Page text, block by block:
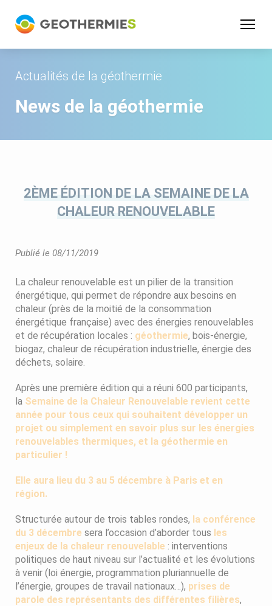
Actualités de la géothermie
News de la géothermie
2ÈME ÉDITION DE LA SEMAINE DE LA
CHALEUR RENOUVELABLE
Publié le 08/11/2019
La chaleur renouvelable est un pilier de la transition
énergétique, qui permet de répondre aux besoins en
chaleur (près de la moitié de la consommation
énergétique française) avec des énergies renouvelables
et de récupération locales : géothermie, bois-énergie,
biogaz, chaleur de récupération industrielle, énergie des
déchets, solaire.
Après une première édition qui a réuni 600 participants,
la Semaine de la Chaleur Renouvelable revient cette
année pour tous ceux qui souhaitent développer un
projet ou simplement en savoir plus sur les énergies
renouvelables thermiques, et la géothermie en
particulier !
Elle aura lieu du 3 au 5 décembre à Paris et en
région.
Structurée autour de trois tables rondes, la conférence
du 3 décembre sera l’occasion d’aborder tous les
enjeux de la chaleur renouvelable : interventions
politiques de haut niveau sur l’actualité et les évolutions
à venir (loi énergie, programmation pluriannuelle de
l’énergie, groupes de travail nationaux…), prises de
parole des représentants des différentes filières,